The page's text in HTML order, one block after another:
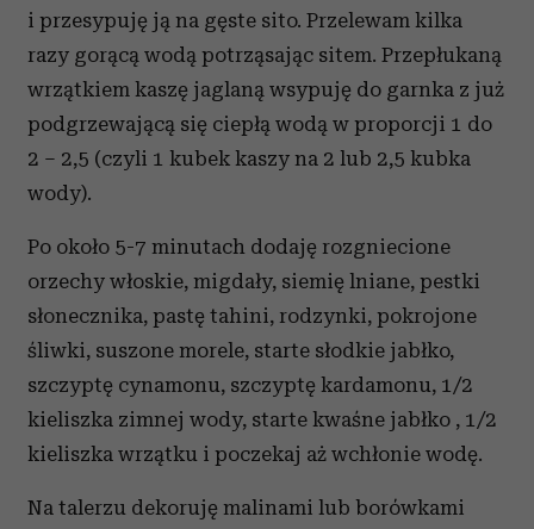
i przesypuję ją na gęste sito. Przelewam kilka
razy gorącą wodą potrząsając sitem. Przepłukaną
wrzątkiem kaszę jaglaną wsypuję do garnka z już
podgrzewającą się ciepłą wodą w proporcji 1 do
2 – 2,5 (czyli 1 kubek kaszy na 2 lub 2,5 kubka
wody).
Po około 5-7 minutach dodaję rozgniecione
orzechy włoskie, migdały, siemię lniane, pestki
słonecznika, pastę tahini, rodzynki, pokrojone
śliwki, suszone morele, starte słodkie jabłko,
szczyptę cynamonu, szczyptę kardamonu, 1/2
kieliszka zimnej wody, starte kwaśne jabłko , 1/2
kieliszka wrzątku i poczekaj aż wchłonie wodę.
Na talerzu dekoruję malinami lub borówkami